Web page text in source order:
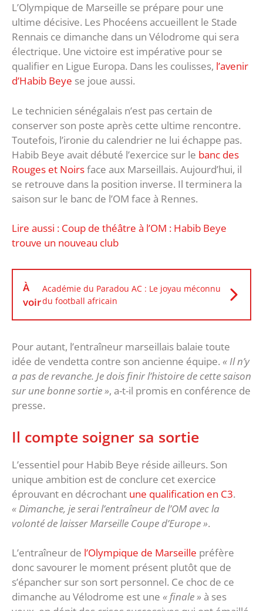
L’Olympique de Marseille se prépare pour une
ultime décisive. Les Phocéens accueillent le Stade
Rennais ce dimanche dans un Vélodrome qui sera
électrique. Une victoire est impérative pour se
qualifier en Ligue Europa. Dans les coulisses, l’avenir
d’Habib Beye se joue aussi.
Le technicien sénégalais n’est pas certain de
conserver son poste après cette ultime rencontre.
Toutefois, l’ironie du calendrier ne lui échappe pas.
Habib Beye avait débuté l’exercice sur le banc des
Rouges et Noirsface aux Marseillais. Aujourd’hui, il
se retrouve dans la position inverse. Il terminera la
saison sur le banc de l’OM face à Rennes.
Lire aussi : Coup de théâtre à l’OM : Habib Beye
trouve un nouveau club
À
voir
Académie du Paradou AC : Le joyau méconnu
du football africain
Pour autant, l’entraîneur marseillais balaie toute
idée de vendetta contre son ancienne équipe. « Il n’y
a pas de revanche. Je dois finir l’histoire de cette saison
sur une bonne sortie », a-t-il promis en conférence de
presse.
Il compte soigner sa sortie
L’essentiel pour Habib Beye réside ailleurs. Son
unique ambition est de conclure cet exercice
éprouvant en décrochant une qualification en C3.
« Dimanche, je serai l’entraîneur de l’OM avec la
volonté de laisser Marseille Coupe d’Europe ».
L’entraîneur de l’Olympique de Marseille préfère
donc savourer le moment présent plutôt que de
s’épancher sur son sort personnel. Ce choc de ce
dimanche au Vélodrome est une « finale » à ses